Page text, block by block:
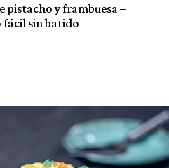
pistacho y frambuesa –
fácil sin batido